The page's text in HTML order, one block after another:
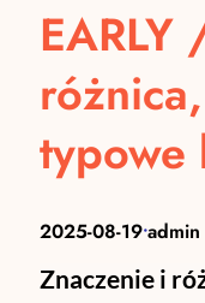
typowe
2025-08-19•admin
Znaczenie i